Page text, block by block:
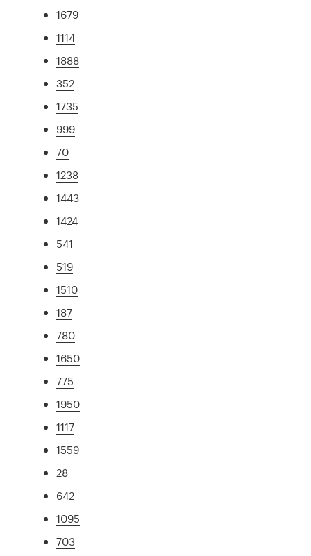
1679
1114
1888
352
1735
999
70
1238
1443
1424
541
519
1510
187
780
1650
775
1950
1117
1559
28
642
1095
703